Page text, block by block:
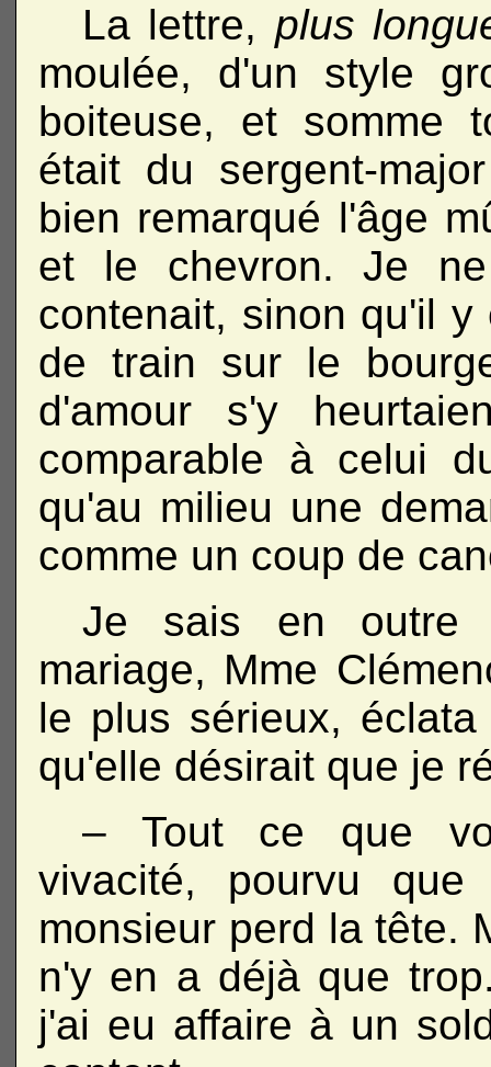
La lettre, plus
moulée, d'un style
boiteuse, et somme
était du sergent-
bien remarqué l'âge
et le chevron. Je
contenait, sinon qu'il
de train sur le
d'amour s'y
comparable à celui
qu'au milieu une
comme un coup de
Je sais en outre
mariage, Mme
le plus sérieux,
qu'elle désirait que je
– Tout ce que
vivacité, pourvu
monsieur perd la tête.
n'y en a déjà que
j'ai eu affaire à un